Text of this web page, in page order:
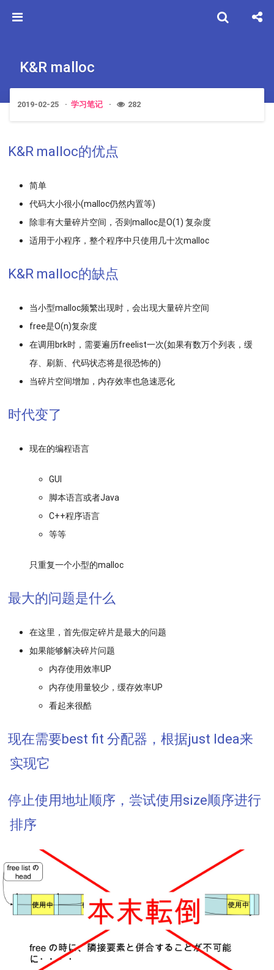
K&R malloc
2019-02-25 学习笔记 282
K&R malloc的优点
简单
代码大小很小(malloc仍然内置等)
除非有大量碎片空间，否则malloc是O(1) 复杂度
适用于小程序，整个程序中只使用几十次malloc
K&R malloc的缺点
当小型malloc频繁出现时，会出现大量碎片空间
free是O(n)复杂度
在调用brk时，需要遍历freelist一次(如果有数万个列表，缓
存、刷新、代码状态将是很恐怖的)
当碎片空间增加，内存效率也急速恶化
时代变了
现在的编程语言
GUI
脚本语言或者Java
C++程序语言
等等
只重复一个小型的malloc
最大的问题是什么
在这里，首先假定碎片是最大的问题
如果能够解决碎片问题
内存使用效率UP
内存使用量较少，缓存效率UP
看起来很酷
现在需要best fit 分配器，根据just Idea来
实现它
停止使用地址顺序，尝试使用size顺序进行
排序